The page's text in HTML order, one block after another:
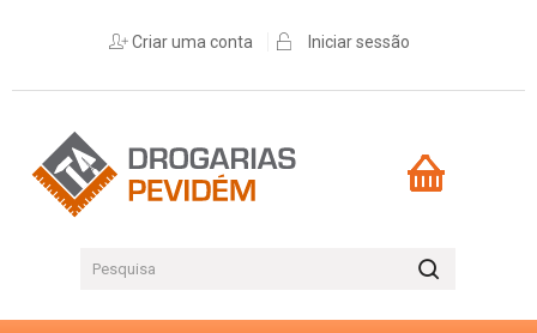
Criar uma conta Iniciar sessão